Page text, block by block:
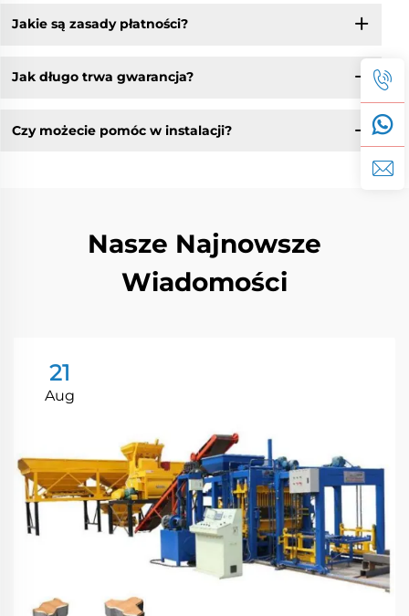
Jakie są zasady płatności?
Jak długo trwa gwarancja?
Czy możecie pomóc w instalacji?
Nasze Najnowsze
Wiadomości
21
Aug